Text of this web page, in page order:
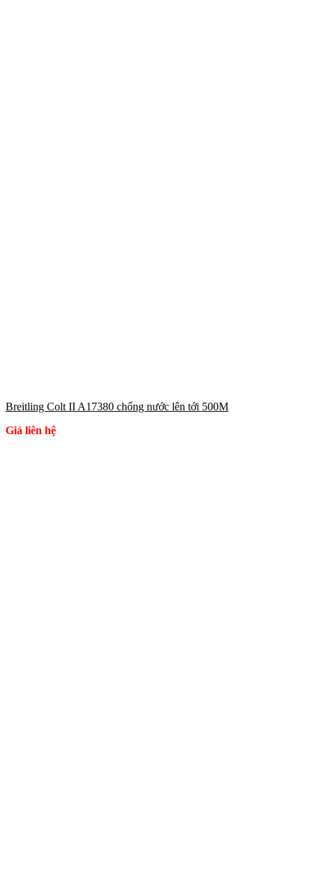
Breitling Colt II A17380 chống nước lên tới 500M
Giá liên hệ